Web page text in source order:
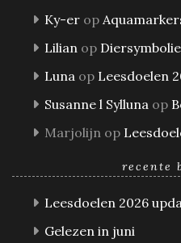
Ky-er op
Lilian op
Luna op Leesdoelen
Susanne l Sylluna op
Marjolijn op
recente
Leesdoelen 2026
Gelezen in juni